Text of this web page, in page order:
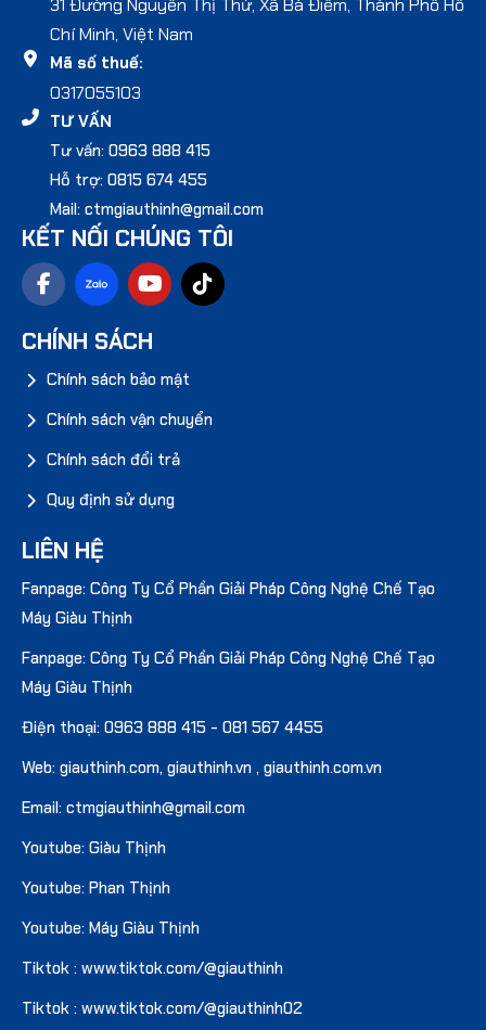
31 Đường Nguyễn Thị Thử, Xã Bà Điểm, Thành Phố Hồ
Chí Minh, Việt Nam
Mã số thuế:
0317055103
TƯ VẤN
Tư vấn: 0963 888 415
Hỗ trợ: 0815 674 455
Mail: ctmgiauthinh@gmail.com
KẾT NỐI CHÚNG TÔI
CHÍNH SÁCH
Chính sách bảo mật
Chính sách vận chuyển
Chính sách đổi trả
Quy định sử dụng
LIÊN HỆ
Fanpage: Công Ty Cổ Phần Giải Pháp Công Nghệ Chế Tạo
Máy Giàu Thịnh
Fanpage: Công Ty Cổ Phần Giải Pháp Công Nghệ Chế Tạo
Máy Giàu Thịnh
Điện thoại: 0963 888 415 - 081 567 4455
Web: giauthinh.com, giauthinh.vn , giauthinh.com.vn
Email: ctmgiauthinh@gmail.com
Youtube: Giàu Thịnh
Youtube: Phan Thịnh
Youtube: Máy Giàu Thịnh
Tiktok : www.tiktok.com/@giauthinh
Tiktok : www.tiktok.com/@giauthinh02